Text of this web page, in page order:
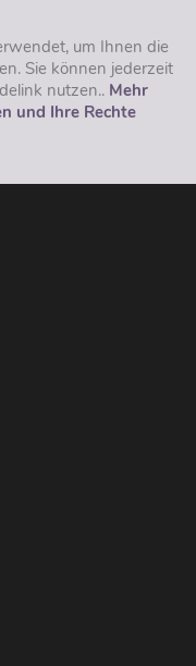
um Ihnen die
Sie können jederzeit
nutzen.. Mehr
und Ihre Rechte